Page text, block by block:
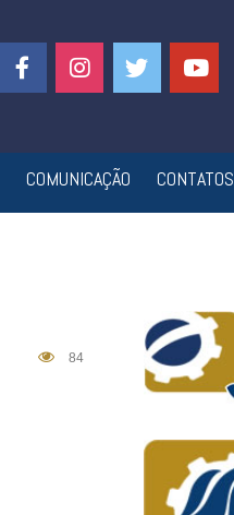
COMUNICAÇÃO CONTATOS
84